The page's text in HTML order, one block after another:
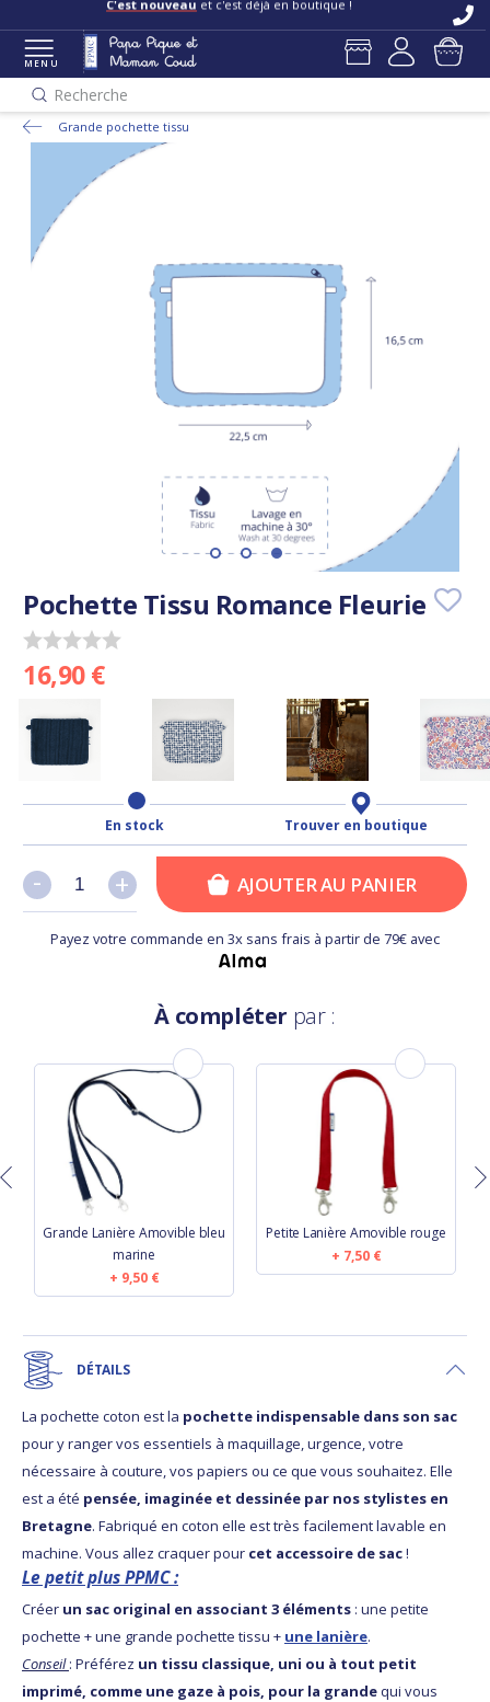
C'est nouveau et c'est déjà en boutique !
MENU
Recherche
Grande pochette tissu
Pochette Tissu Romance Fleurie
16,90 €
En stock Trouver en boutique
+
- +
- AJOUTER AU PANIER
Payez votre commande en 3x sans frais à partir de 79€ avec
À compléter par :
Grande Lanière Amovible bleu
marine
9,50 €
Petite Lanière Amovible rouge
7,50 €
DÉTAILS
La pochette coton est la pochette indispensable dans son sac
pour y ranger vos essentiels à maquillage, urgence, votre
nécessaire à couture, vos papiers ou ce que vous souhaitez. Elle
est a été pensée, imaginée et dessinée par nos stylistes en
Bretagne. Fabriqué en coton elle est très facilement lavable en
machine. Vous allez craquer pour cet accessoire de sac!
Le petit plus PPMC :
Créer un sac original en associant 3 éléments : une petite
pochette + une grande pochette tissu + une lanière.
Conseil: Préférez un tissu classique, uni ou à tout petit
imprimé, comme une gaze à pois, pour la grandequi vous